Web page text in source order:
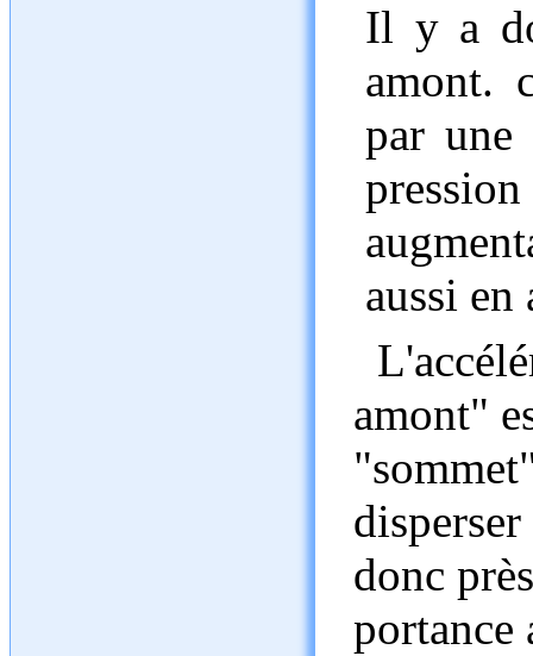
Il y a
amont.
par une
aussi en
amont"
donc
portance